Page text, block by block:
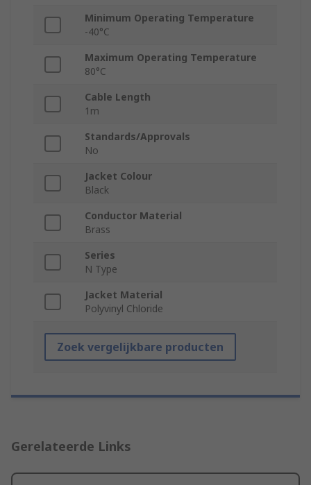
Minimum Operating Temperature
-40°C
Maximum Operating Temperature
80°C
Cable Length
1m
Standards/Approvals
No
Jacket Colour
Black
Conductor Material
Brass
Series
N Type
Jacket Material
Polyvinyl Chloride
Zoek vergelijkbare producten
Gerelateerde Links